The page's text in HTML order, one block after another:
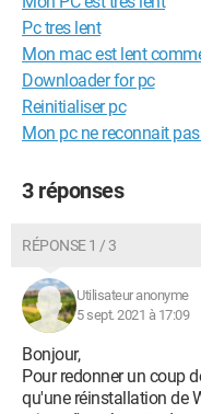
Pc tres lent
Mon mac est lent
Downloader for pc
Reinitialiser pc
Mon pc ne reconnait
3 réponses
RÉPONSE 1 / 3
Utilisateur anonyme
5 sept. 2021 à 17:09
Bonjour,
Pour redonner un coup
qu'une réinstallation de